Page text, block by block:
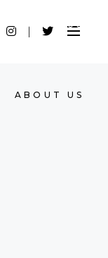
ABOUT US
ABOUT US